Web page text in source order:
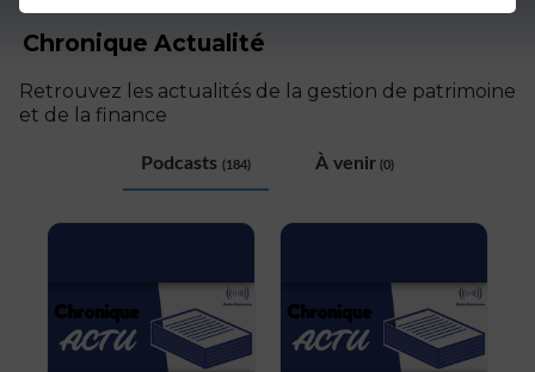
Chronique Actualité
Retrouvez les actualités de la gestion de patrimoine
et de la finance
Podcasts (184) À venir (0)